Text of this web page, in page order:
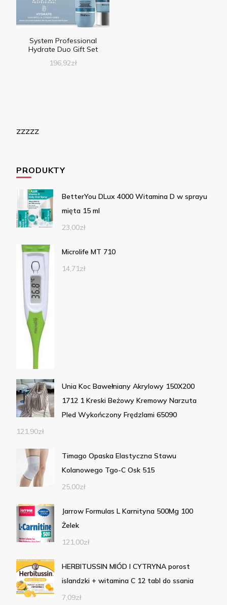
System Professional
Hydrate Duo Gift Set
196,92zł
zzzzz
PRODUKTY
BetterYou DLux 4000 Witamina D w sprayu
mięta 15 ml
23,00zł
Microlife MT 710
14,71zł
Unia Koc Bawełniany Akrylowy 150X200
1712 1 Kreski Beżowy Kremowy Narzuta
Pled Wykończony Frędzlami 65090
121,90zł
Timago Opaska Elastyczna Stawu
Kolanowego Tgo-C Osk 515
25,00zł
Jarrow Formulas L Karnityna 500Mg 100
Żelek
121,00zł
HERBITUSSIN MIÓD I CYTRYNA porost
islandzki + witamina C 12 tabl do ssania
7,09zł